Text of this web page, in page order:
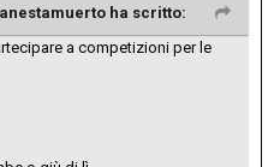
ha scritto:
a competizioni per le